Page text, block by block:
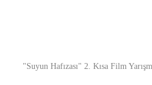
"Suyun Hafızası" 2. Kısa Film